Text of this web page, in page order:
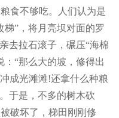
食不够吃。人们认为是
梯”，将月亮坝对面的罗
去拉石滚子，碾压“海棉
：“那么大的坡，修得出
成光滩滩!还拿什么种粮
于是，不多的树木砍
破坏了，梯田刚刚修